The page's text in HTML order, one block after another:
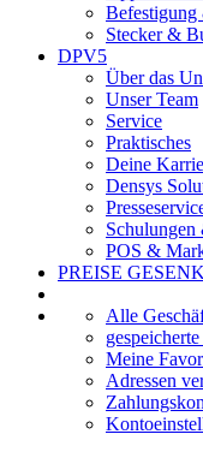
Stecker &
DPV5
Über das
Unser Team
Service
Praktisches
Deine
Densys
Schulungen
POS &
PREISE
Alle
Meine
Adressen